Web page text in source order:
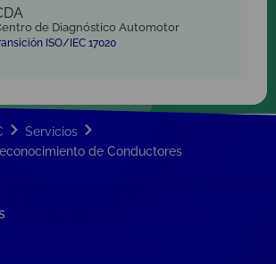
de Diagnóstico Automotor
ISO/IEC 17020
Servicios
de Conductores